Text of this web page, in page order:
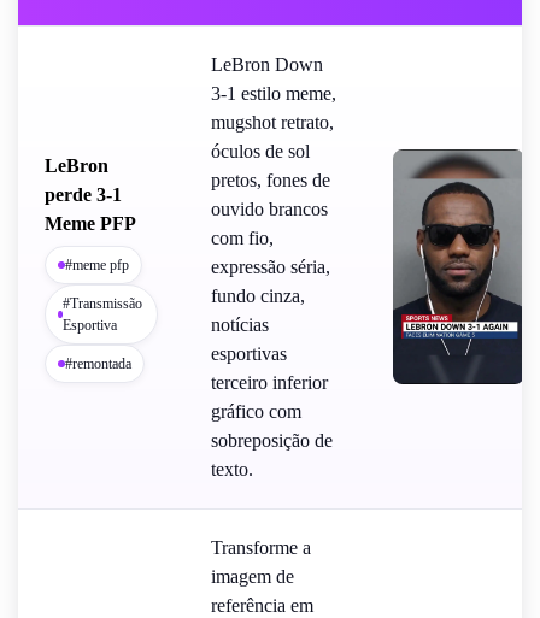
LeBron
perde 3-1
Meme PFP
#meme pfp
#Transmissão
Esportiva
#remontada
LeBron Down
3-1 estilo meme,
mugshot retrato,
óculos de sol
pretos, fones de
ouvido brancos
com fio,
expressão séria,
fundo cinza,
notícias
esportivas
terceiro inferior
gráfico com
sobreposição de
texto.
Transforme a
imagem de
referência em